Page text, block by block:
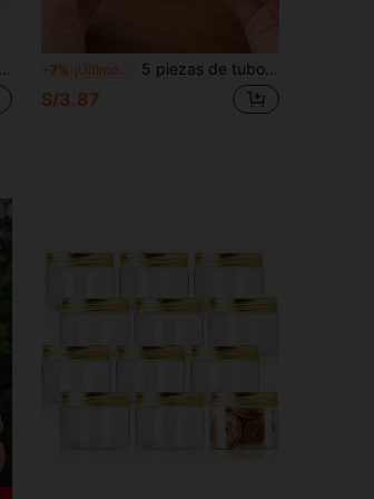
-7% 5 piezas de tubos de plástico recargables con tapa abatible, adecuados para muestras de cosméticos de viaje, almacenamiento, artículos de tocador, pueden contener limpiador facial, loción corporal, etc., adecuados para avión, barco y uso diario
S/3.87